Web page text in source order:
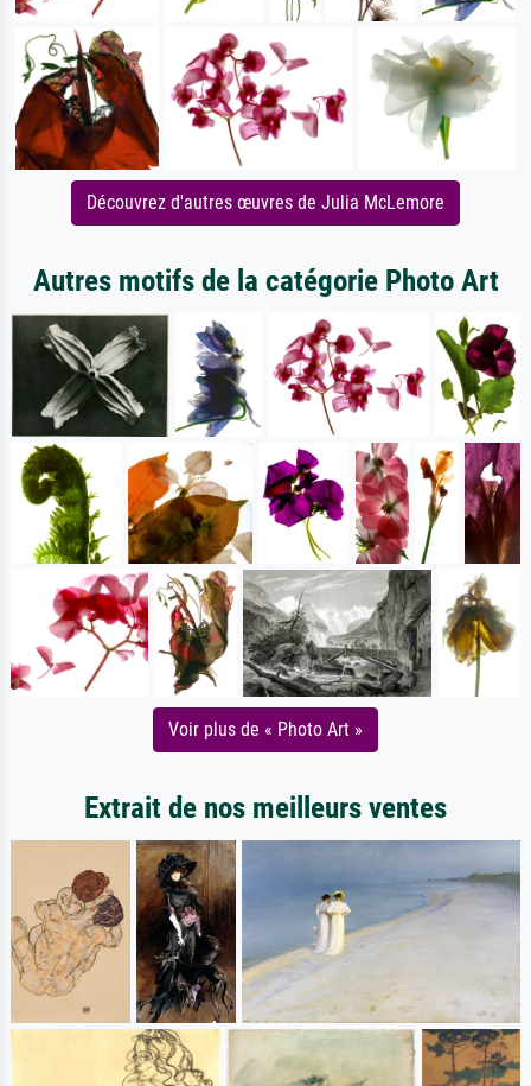
Découvrez d'autres œuvres de Julia McLemore
Autres motifs de la catégorie Photo Art
Voir plus de « Photo Art »
Extrait de nos meilleurs ventes